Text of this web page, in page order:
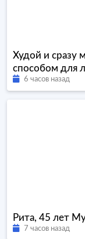
Худой и сразу
способом для
6 часов назад
Рита, 45 лет
7 часов назад